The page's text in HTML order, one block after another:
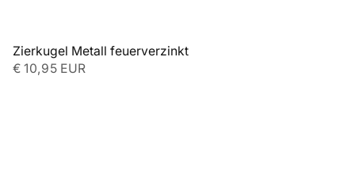
Zierkugel Metall feuerverzinkt
€ 10,95 EUR